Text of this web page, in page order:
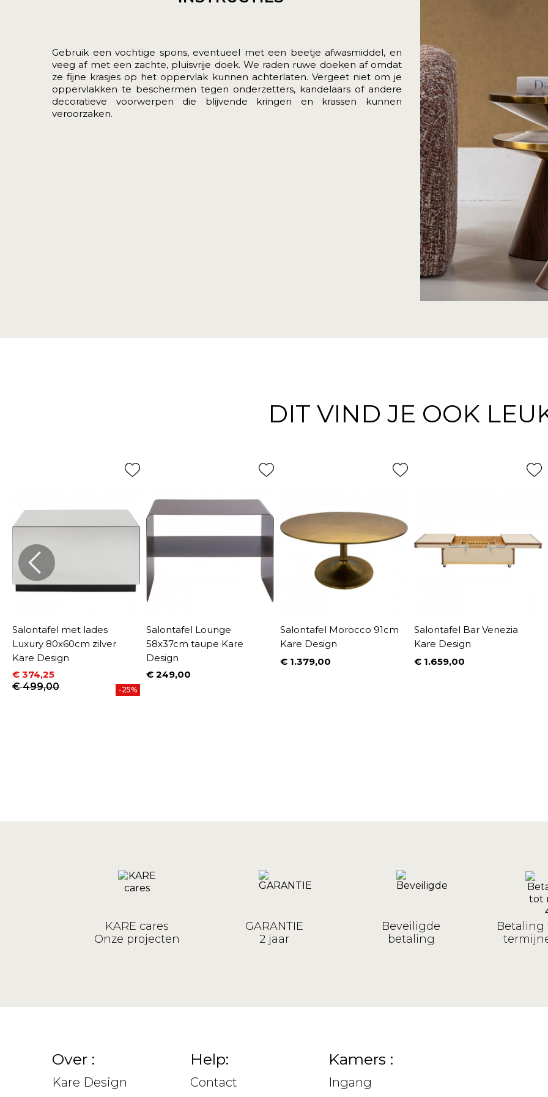
Gebruik een vochtige spons, eventueel met een beetje afwasmiddel, en
veeg af met een zachte, pluisvrije doek. We raden ruwe doeken af omdat
ze fijne krasjes op het oppervlak kunnen achterlaten. Vergeet niet om je
oppervlakken te beschermen tegen onderzetters, kandelaars of andere
decoratieve voorwerpen die blijvende kringen en krassen kunnen
veroorzaken.
DIT VIND JE OOK
Salontafel met lades
Luxury 80x60cm zilver
Kare Design
Prijs
€ 374,25
Normale prijs
€ 499,00 -25%
Salontafel Lounge
58x37cm taupe Kare
Design
Prijs
€ 249,00
Salontafel Morocco 91cm
Kare Design
Prijs
€ 1.379,00
Salontafel Bar Venezia
Kare Design
Prijs
€ 1.659,00
KARE cares
Onze projecten
GARANTIE
2 jaar
Beveiligde
betaling
Betaling
Over :
Kare Design
Help:
Contact
Kamers :
Ingang